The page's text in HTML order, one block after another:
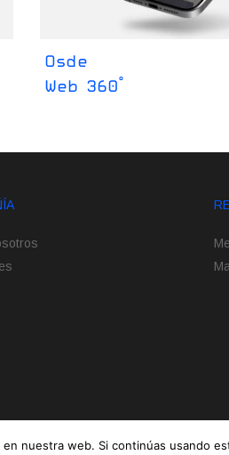
Osde
Web 360°
nuestra web. Si continúas usando